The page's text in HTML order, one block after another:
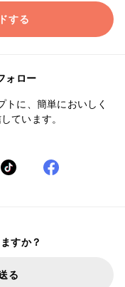
する
ォロー
トに、簡単においしく
ています。
すか？
る